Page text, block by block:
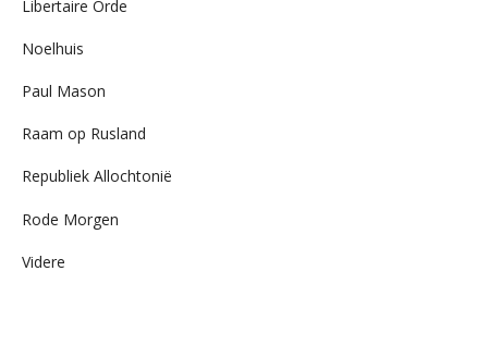
Libertaire Orde
Noelhuis
Paul Mason
Raam op Rusland
Republiek Allochtonië
Rode Morgen
Videre